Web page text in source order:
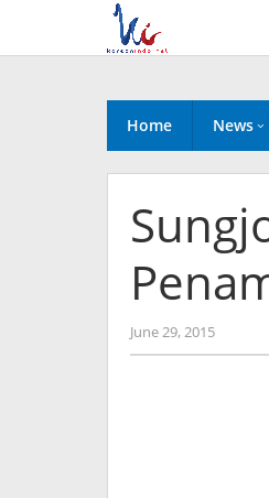
content
Home News
June 29, 2015by